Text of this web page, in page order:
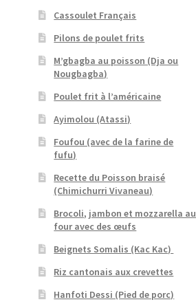
Cassoulet Français
Pilons de poulet frits
M’gbagba au poisson (Dja ou
Nougbagba)
Poulet frit à l’américaine
Ayimolou (Atassi)
Foufou (avec de la farine de
fufu)
Recette du Poisson braisé
(Chimichurri Vivaneau)
Brocoli, jambon et mozzarella au
four avec des œufs
Beignets Somalis (Kac Kac)
Riz cantonais aux crevettes
Hanfoti Dessi (Pied de porc)